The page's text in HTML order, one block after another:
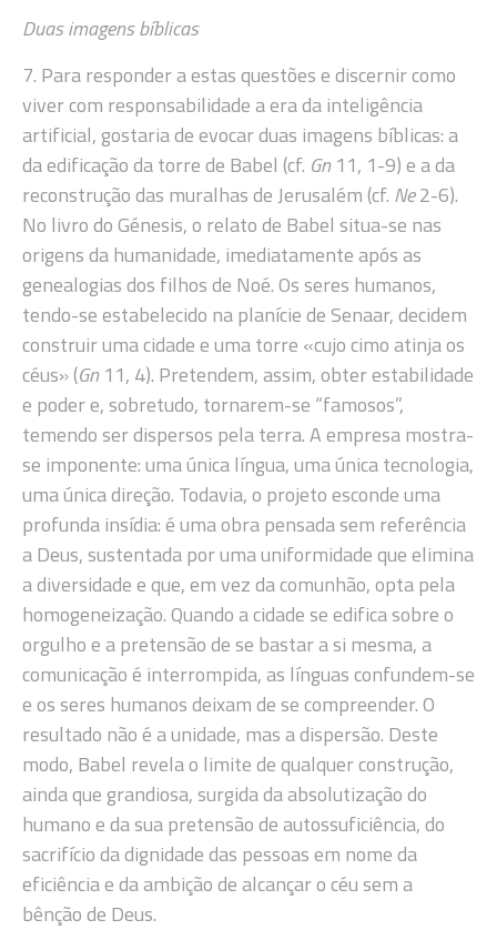
Duas imagens bíblicas
7. Para responder a estas questões e discernir como
viver com responsabilidade a era da inteligência
artificial, gostaria de evocar duas imagens bíblicas: a
da edificação da torre de Babel (cf. Gn11, 1-9) e a da
reconstrução das muralhas de Jerusalém (cf. Ne2-6).
No livro do Génesis, o relato de Babel situa-se nas
origens da humanidade, imediatamente após as
genealogias dos filhos de Noé. Os seres humanos,
tendo-se estabelecido na planície de Senaar, decidem
construir uma cidade e uma torre «cujo cimo atinja os
céus» (Gn11, 4). Pretendem, assim, obter estabilidade
e poder e, sobretudo, tornarem-se “famosos”,
temendo ser dispersos pela terra. A empresa mostra-
se imponente: uma única língua, uma única tecnologia,
uma única direção. Todavia, o projeto esconde uma
profunda insídia: é uma obra pensada sem referência
a Deus, sustentada por uma uniformidade que elimina
a diversidade e que, em vez da comunhão, opta pela
homogeneização. Quando a cidade se edifica sobre o
orgulho e a pretensão de se bastar a si mesma, a
comunicação é interrompida, as línguas confundem-se
e os seres humanos deixam de se compreender. O
resultado não é a unidade, mas a dispersão. Deste
modo, Babel revela o limite de qualquer construção,
ainda que grandiosa, surgida da absolutização do
humano e da sua pretensão de autossuficiência, do
sacrifício da dignidade das pessoas em nome da
eficiência e da ambição de alcançar o céu sem a
bênção de Deus.